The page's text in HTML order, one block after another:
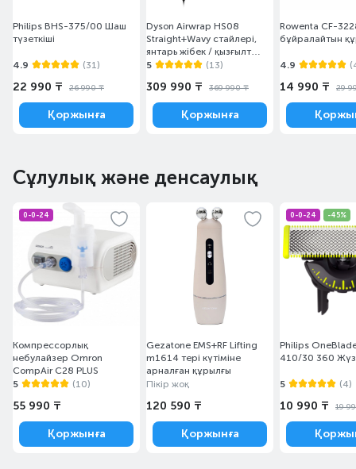
Philips BHS-375/00 Шаш
түзеткіші
4.9 (31)
22 990 ₸ 26 990 ₸
Қоржынға
Dyson Airwrap HS08
Straight+Wavy стайлері,
янтарь жібек / қызғылт
шампан түстес
5 (13)
309 990 ₸ 369 990 ₸
Қоржынға
Rowenta CF-
бұйралайтын
4.9
14 990 ₸ 29
Сұлулық және денсаулық
0-0-24
Компрессорлық
небулайзер Omron
CompAir C28 PLUS
5
(10)
55 990 ₸
Қоржынға
Gezatone EMS+RF Lifting
m1614 тері күтіміне
арналған құрылғы
Пікір жоқ
120 590 ₸
Қоржынға
0-0-24 -45%
Philips
410/30 360
5 (4)
10 990 ₸ 19